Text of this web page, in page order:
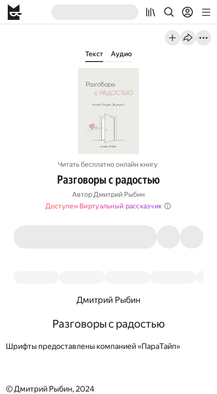
Текст Аудио
Читать бесплатно онлайн книгу
Разговоры с радостью
Автор Дмитрий Рыбин
Доступен Виртуальный рассказчик
Дмитрий Рыбин
Разговоры с радостью
Шрифты предоставлены компанией «ПараТайп»
© Дмитрий Рыбин, 2024